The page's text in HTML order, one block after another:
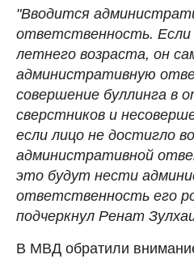
"Вводится
ответственность. Если
летнего возраста, он
административную
совершение буллинга в
сверстников и
если лицо не достигло
административной
это будут нести
ответственность его
подчеркнул Ренат
В МВД обратили